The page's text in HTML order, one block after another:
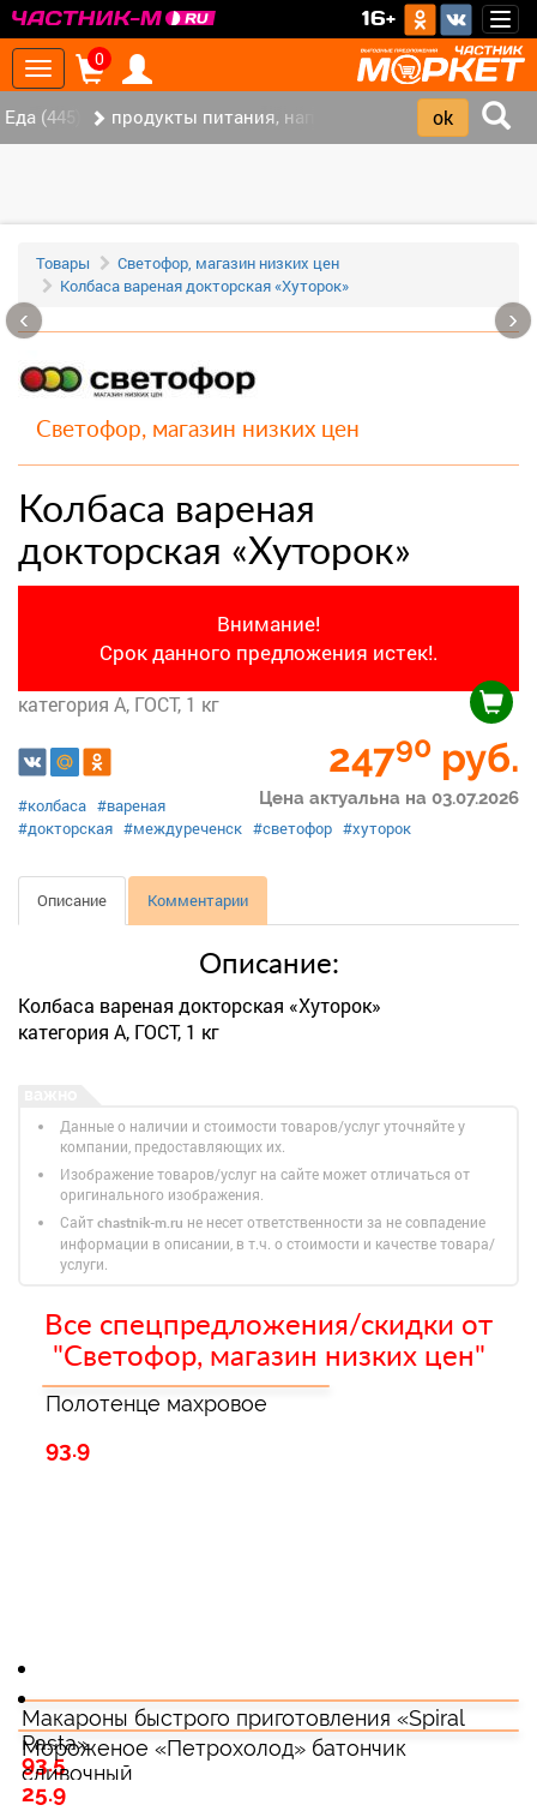
16+
Toggle
navigation
0
Еда (445) продукты питания, напитки (337)
Товары
Светофор, магазин низких цен
Колбаса вареная докторская «Хуторок»
Светофор, магазин низких цен
Колбаса вареная
докторская «Хуторок»
Внимание!
Срок данного предложения истек!.
категория А, ГОСТ, 1 кг
24790 руб.
Цена актуальна на 03.07.2026
#колбаса #вареная
#докторская #междуреченск #светофор #хуторок
Описание Комментарии
Описание:
Колбаса вареная докторская «Хуторок»
категория А, ГОСТ, 1 кг
Данные о наличии и стоимости товаров/услуг уточняйте у
компании, предоставляющих их.
Изображение товаров/услуг на сайте может отличаться от
оригинального изображения.
Сайт chastnik-m.ru не несет ответственности за не совпадение
информации в описании, в т.ч. о стоимости и качестве товара/
услуги.
Все спецпредложения/скидки от
"Светофор, магазин низких цен"
Полотенце махровое
93.9
Мороженое «Петрохолод» батончик
сливочный
25.9
Макароны быстрого приготовления «Spiral
Pasta»
93.5
‹ ›